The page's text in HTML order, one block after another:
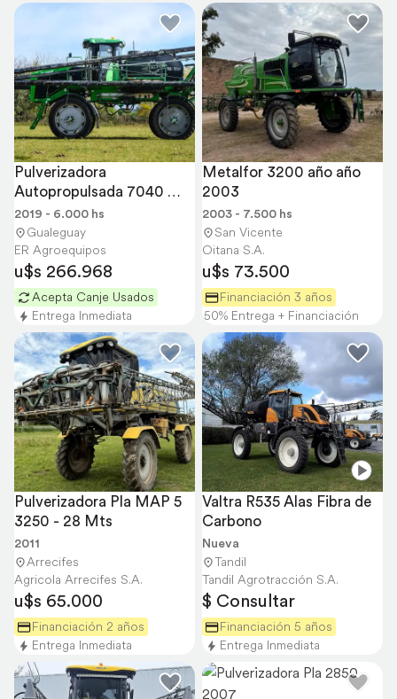
Pulverizadora
Autopropulsada 7040
Metalfor -2019 -barra
40m
2019 - 6.000 hs
Gualeguay
ER Agroequipos
u$s 266.968
Acepta Canje Usados
Entrega Inmediata
Metalfor 3200 año año
2003
2003 - 7.500 hs
San Vicente
Oitana S.A.
u$s 73.500
Financiación 3 años
50% Entrega + Financiación
Pulverizadora Pla MAP 5
3250 - 28 Mts
2011
Arrecifes
Agricola Arrecifes S.A.
u$s 65.000
Financiación 2 años
Entrega Inmediata
Valtra R535 Alas Fibra de
Carbono
Nueva
Tandil
Tandil Agrotracción S.A.
$ Consultar
Financiación 5 años
Entrega Inmediata